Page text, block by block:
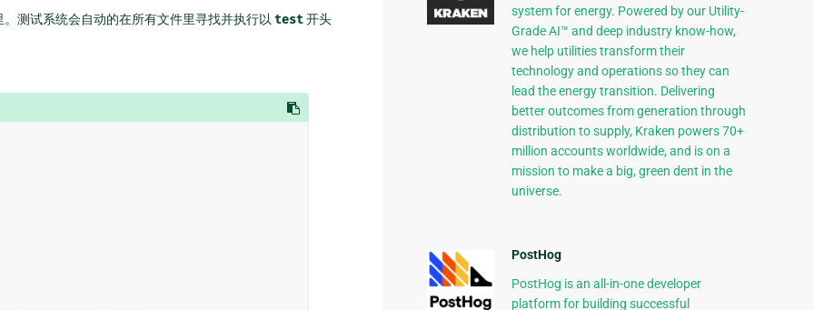
。测试系统会自动的在所有文件里寻找并执行以 test开头
system for energy. Powered by our Utility-
Grade AI™ and deep industry know-how,
we help utilities transform their
technology and operations so they can
lead the energy transition. Delivering
better outcomes from generation through
distribution to supply, Kraken powers 70+
million accounts worldwide, and is on a
mission to make a big, green dent in the
universe.
PostHog
PostHog is an all-in-one developer
platform for building successful